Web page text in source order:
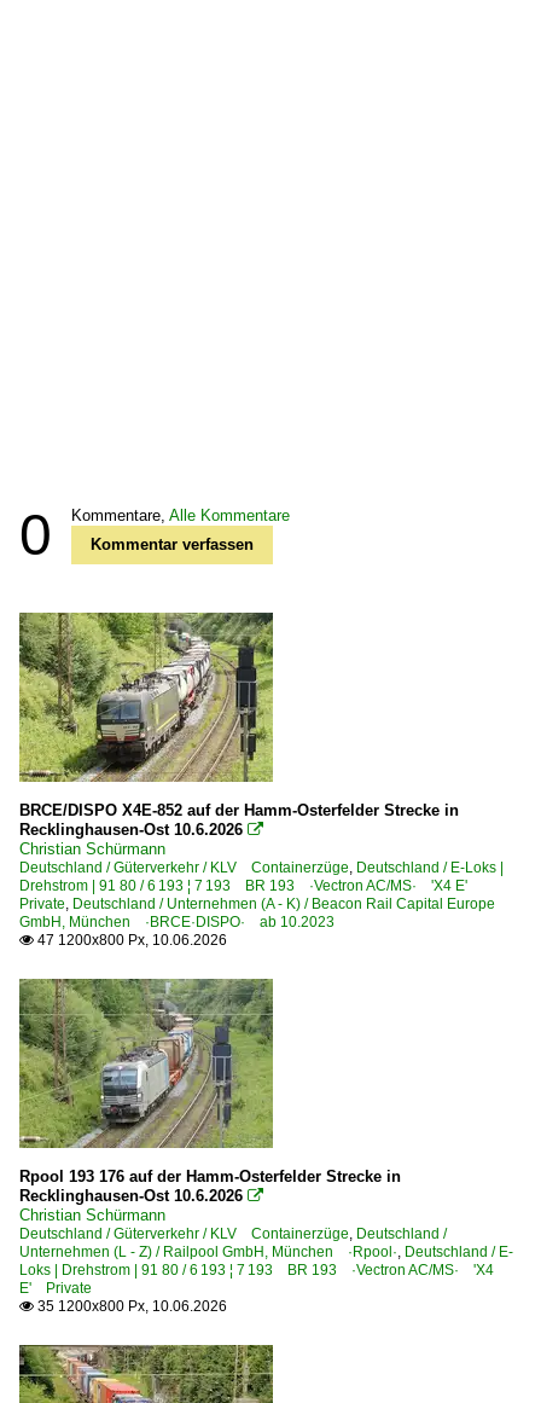
0 Kommentare, Alle Kommentare
Kommentar verfassen
BRCE/DISPO X4E-852 auf der Hamm-Osterfelder Strecke in
Recklinghausen-Ost 10.6.2026 
Christian Schürmann
Deutschland / Güterverkehr / KLV Containerzüge, Deutschland / E-Loks |
Drehstrom | 91 80 / 6 193 ¦ 7 193 BR 193 ·Vectron AC/MS· 'X4 E'
Private, Deutschland / Unternehmen (A - K) / Beacon Rail Capital Europe
GmbH, München ·BRCE·DISPO· ab 10.2023
 47 1200x800 Px, 10.06.2026
Rpool 193 176 auf der Hamm-Osterfelder Strecke in
Recklinghausen-Ost 10.6.2026 
Christian Schürmann
Deutschland / Güterverkehr / KLV Containerzüge, Deutschland /
Unternehmen (L - Z) / Railpool GmbH, München ·Rpool·, Deutschland / E-
Loks | Drehstrom | 91 80 / 6 193 ¦ 7 193 BR 193 ·Vectron AC/MS· 'X4
E' Private
 35 1200x800 Px, 10.06.2026